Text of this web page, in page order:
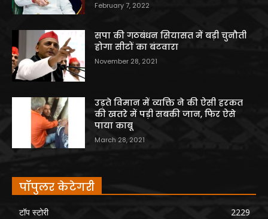
February 7, 2022
सपा की गठबंधन सियासत में बड़ी चुनौती
होगा सीटों का बंटवारा
November 28, 2021
उड़ते विमान में व्यक्ति ने की ऐसी हरकत
की खतरे में पड़ी सबकी जान, फिर ऐसे
पाया काबू
March 28, 2021
पॉपुलर केटेगरी
टॉप स्टोरी
2229